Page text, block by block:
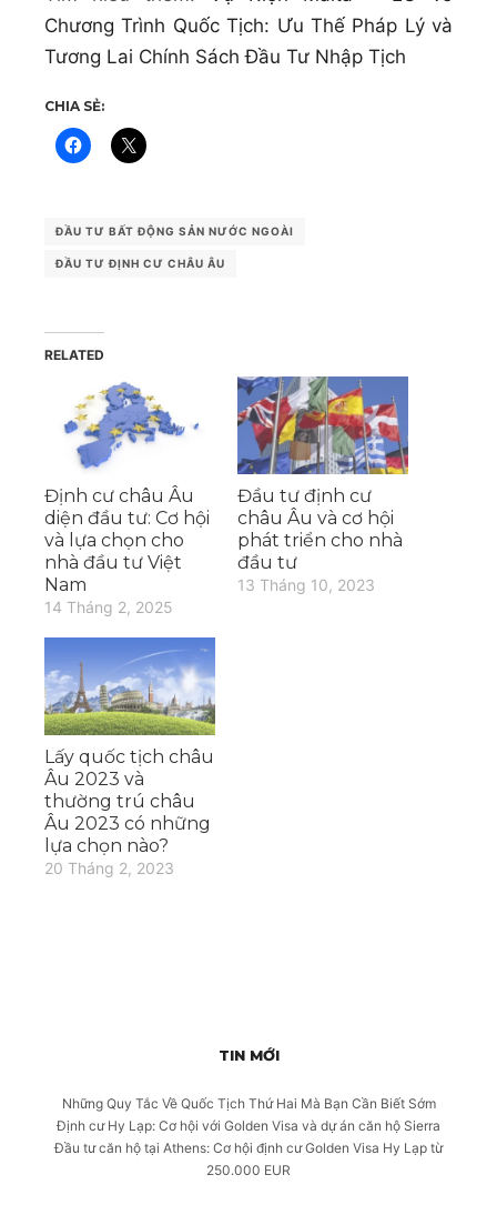
Chương Trình Quốc Tịch: Ưu Thế Pháp Lý và
Tương Lai Chính Sách Đầu Tư Nhập Tịch
CHIA SẺ:
ĐẦU TƯ BẤT ĐỘNG SẢN NƯỚC NGOÀI
ĐẦU TƯ ĐỊNH CƯ CHÂU ÂU
RELATED
Định cư châu Âu
diện đầu tư: Cơ hội
và lựa chọn cho
nhà đầu tư Việt
Nam
14 Tháng 2, 2025
Đầu tư định cư
châu Âu và cơ hội
phát triển cho nhà
đầu tư
13 Tháng 10, 2023
Lấy quốc tịch châu
Âu 2023 và
thường trú châu
Âu 2023 có những
lựa chọn nào?
20 Tháng 2, 2023
TIN MỚI
Những Quy Tắc Về Quốc Tịch Thứ Hai Mà Bạn Cần Biết Sớm
Định cư Hy Lạp: Cơ hội với Golden Visa và dự án căn hộ Sierra
Đầu tư căn hộ tại Athens: Cơ hội định cư Golden Visa Hy Lạp từ
250.000 EUR